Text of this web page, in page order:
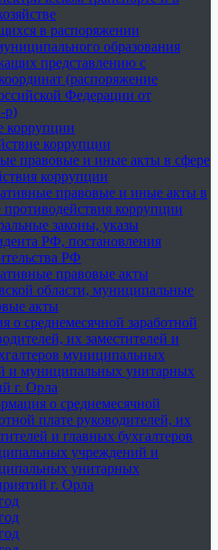
в распоряжении
образования
представлению с
(распоряжение
Федерации от
р)
коррупции
коррупции
правовые и иные акты в сфере
коррупции
правовые и иные акты в
противодействия коррупции
законы, указы
РФ, постановления
РФ
правовые акты
области, муниципальные
акты
о среднемесячной заработной
их заместителей и
муниципальных
и муниципальных унитарных
г. Орла
о среднемесячной
плате руководителей, их
и главных бухгалтеров
учреждений и
унитарных
г. Орла